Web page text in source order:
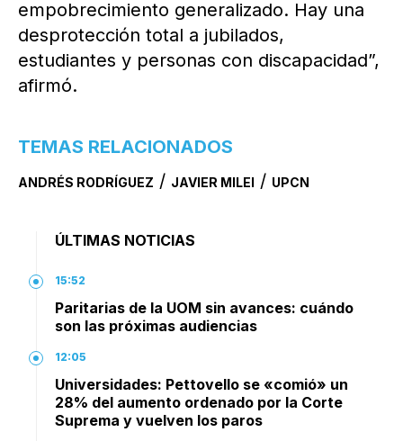
empobrecimiento generalizado. Hay una
desprotección total a jubilados,
estudiantes y personas con discapacidad”,
afirmó.
TEMAS RELACIONADOS
ANDRÉS RODRÍGUEZ / JAVIER MILEI / UPCN
ÚLTIMAS NOTICIAS
15:52
Paritarias de la UOM sin avances: cuándo
son las próximas audiencias
12:05
Universidades: Pettovello se «comió» un
28% del aumento ordenado por la Corte
Suprema y vuelven los paros